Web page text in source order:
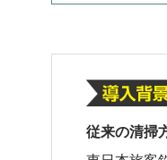
従来の清掃